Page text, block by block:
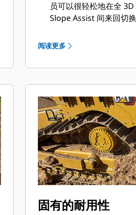
员可以很轻松地在全
Slope Assist 间来回切换
倾斜转向。在平地和边
作员疲劳。最多可帮助
作，有助于在手动操作
表面。
铲刀负载监视器为你提
于地面条件的最佳铲刀
馈。主动监测机器负载
助优化推动能力。*
牵引力控制可自动减少
省时间和燃油并减少履
AutoCarry 实现了铲刀
于保持铲刀负载一致并
阅读更多
固有的耐用性